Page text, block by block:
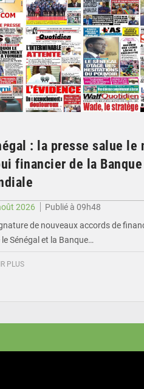
: la presse salue le
financier de la Banque
2026
Publié à 09h48
de nouveaux accords de
Sénégal et la Banque…
PLUS